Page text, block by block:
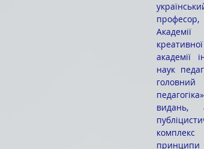
академії
наук
принципи